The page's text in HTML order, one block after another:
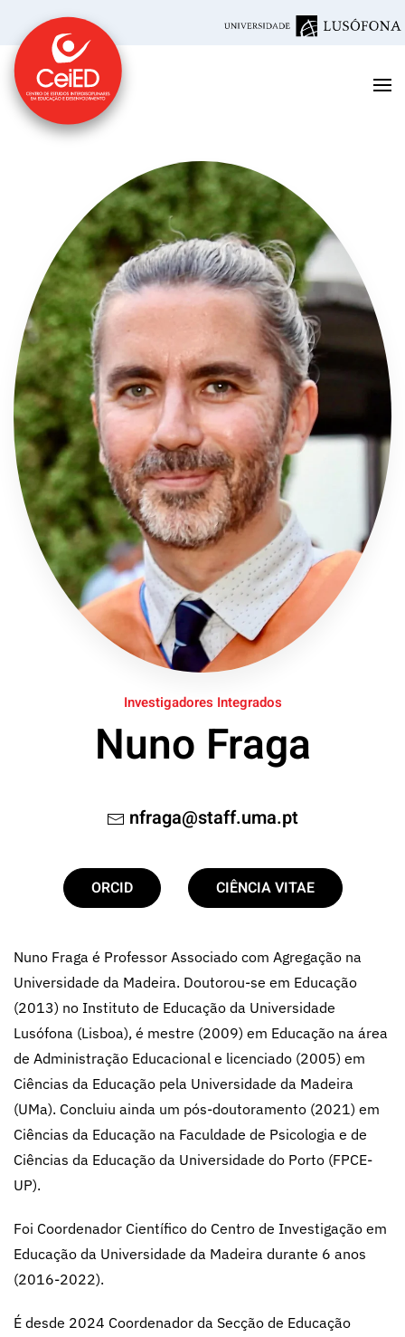
Saltar para o conteúdo principal
Investigadores Integrados
Nuno Fraga
nfraga@staff.uma.pt
ORCID CIÊNCIA VITAE
Nuno Fraga é Professor Associado com Agregação na
Universidade da Madeira. Doutorou-se em Educação
(2013) no Instituto de Educação da Universidade
Lusófona (Lisboa), é mestre (2009) em Educação na área
de Administração Educacional e licenciado (2005) em
Ciências da Educação pela Universidade da Madeira
(UMa). Concluiu ainda um pós-doutoramento (2021) em
Ciências da Educação na Faculdade de Psicologia e de
Ciências da Educação da Universidade do Porto (FPCE-
UP).
Foi Coordenador Científico do Centro de Investigação em
Educação da Universidade da Madeira durante 6 anos
(2016-2022).
É desde 2024 Coordenador da Secção de Educação